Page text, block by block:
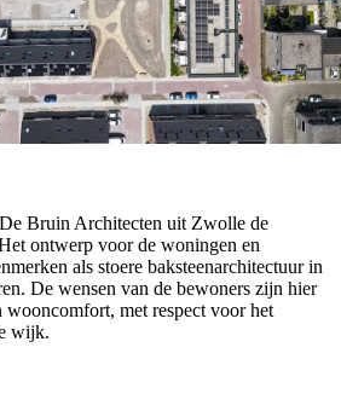
Bruin Architecten uit Zwolle de
ontwerp voor de woningen en
als stoere baksteenarchitectuur in
De wensen van de bewoners zijn hier
wooncomfort, met respect voor het
wijk.